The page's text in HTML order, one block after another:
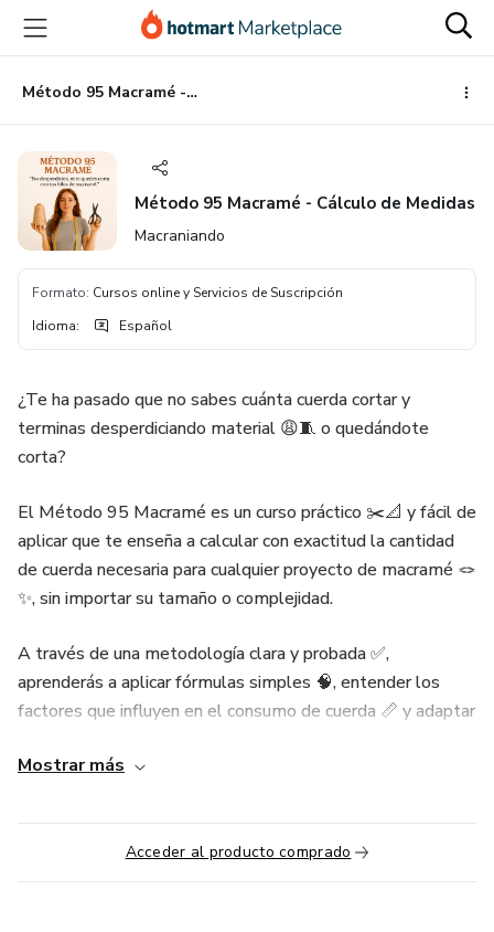
principal
página
de
página
Método 95 Macramé - Cálculo de Medidas
Método 95 Macramé - Cálculo de Medidas
Macraniando
Formato: Cursos online y Servicios de Suscripción
Idioma: Español
¿Te ha pasado que no sabes cuánta cuerda cortar y
terminas desperdiciando material 😩🧵 o quedándote
corta?
El Método 95 Macramé es un curso práctico ✂️📐 y fácil de
aplicar que te enseña a calcular con exactitud la cantidad
de cuerda necesaria para cualquier proyecto de macramé 🪢
✨, sin importar su tamaño o complejidad.
A través de una metodología clara y probada ✅,
aprenderás a aplicar fórmulas simples 🧠, entender los
factores que influyen en el consumo de cuerda 📏 y adaptar
🔍.
Ya no tendrás que adivinar 🤯 ni depender de tutoriales que
no se ajustan a tu estilo de tejido 🙅‍♀️.
Mostrar más
Acceder al producto comprado